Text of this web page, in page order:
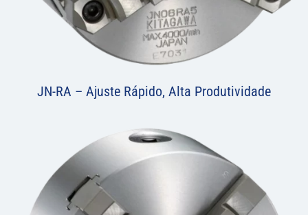
JN-RA – Ajuste Rápido, Alta Produtividade